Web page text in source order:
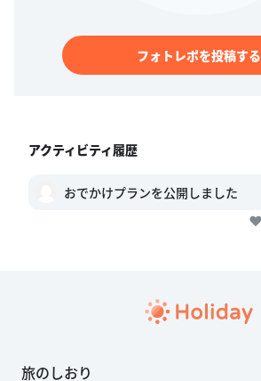
フォトレポを投稿する
アクティビティ履歴
おでかけプランを公開しました
旅のしおり